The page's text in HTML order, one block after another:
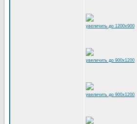
увеличить до 1200x900
увеличить до 900x1200
увеличить до 900x1200